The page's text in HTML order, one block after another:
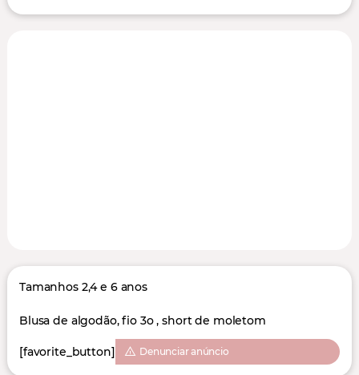
Tamanhos 2,4 e 6 anos
Blusa de algodão, fio 3o , short de moletom
[favorite_button] Denunciar anúncio